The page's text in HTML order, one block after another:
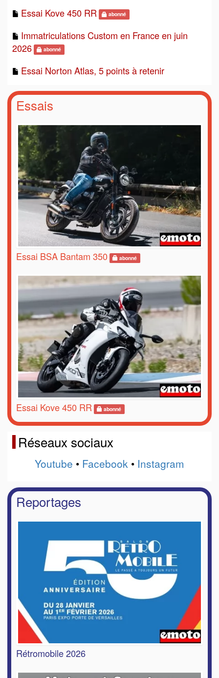
Essai Kove 450 RR abonné
Immatriculations Custom en France en juin
2026
abonné
Essai Norton Atlas, 5 points à retenir
Essais
Essai BSA Bantam 350 abonné
Essai Kove 450 RR abonné
Réseaux sociaux
Youtube • Facebook • Instagram
Reportages
Rétromobile 2026